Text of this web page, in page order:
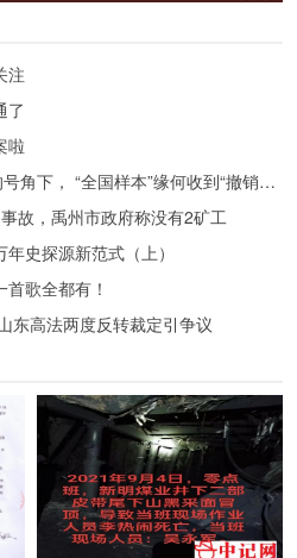
注
了
啦
下， “全国样本”缘何收到“撤销令”？
故，禹州市政府称没有2矿工
史探源新范式（上）
歌全都有！
东高法两度反转裁定引争议